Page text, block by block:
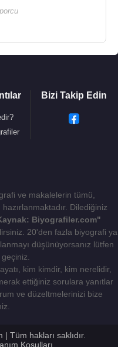
Bizi Takip Edin
ve makalelerin tümü,
Dilediğiniz
Biyografiler.com"
20'den fazla biyografi ya
düşünüyorsanız lütfen
kim kimdir, kim nerelidir,
ettiğiniz sorulara yanıtlar
ve düzeltmelerinizi bize
Tüm hakları saklıdır.
Koşulları